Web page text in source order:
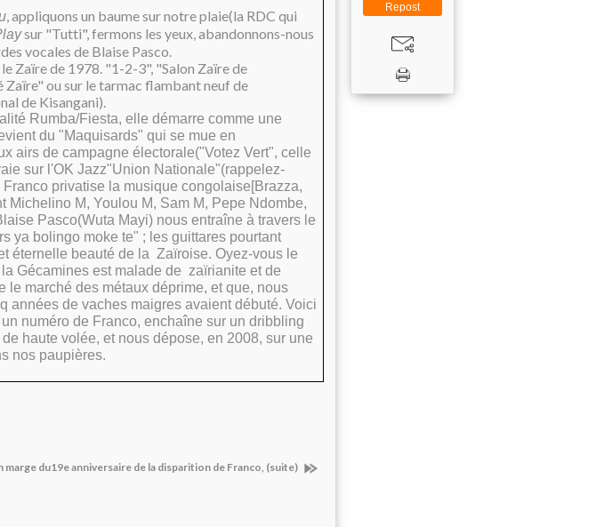
, appliquons un baume sur notre plaie(la RDC qui
sur "Tutti", fermons les yeux, abandonnons-nous
vocales de Blaise Pasco.
Zaïre de 1978. "1-2-3", "Salon Zaïre de
ou sur le tarmac flambant neuf de
de Kisangani).
Rumba/Fiesta, elle démarre comme une
du "Maquisards" qui se mue en
airs de campagne électorale("Votez Vert", celle
sur l'OK Jazz"Union Nationale"(rappelez-
privatise la musique congolaise[Brazza,
Michelino M, Youlou M, Sam M, Pepe Ndombe,
Pasco(Wuta Mayi) nous entraîne à travers le
ya bolingo moke te" ; les guittares pourtant
éternelle beauté de la Zaïroise. Oyez-vous le
Gécamines est malade de zaïrianite et de
le marché des métaux déprime, et que, nous
années de vaches maigres avaient débuté. Voici
numéro de Franco, enchaîne sur un dribbling
haute volée, et nous dépose, en 2008, sur une
nos paupières.
marge du19e anniversaire de la disparition de Franco, (suite)
Repost